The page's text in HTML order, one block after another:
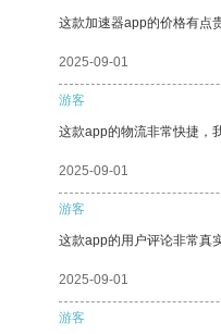
这款加速器app的价格有点
2025-09-01
游客
这款app的物流非常快捷，
2025-09-01
游客
这款app的用户评论非常真
2025-09-01
游客